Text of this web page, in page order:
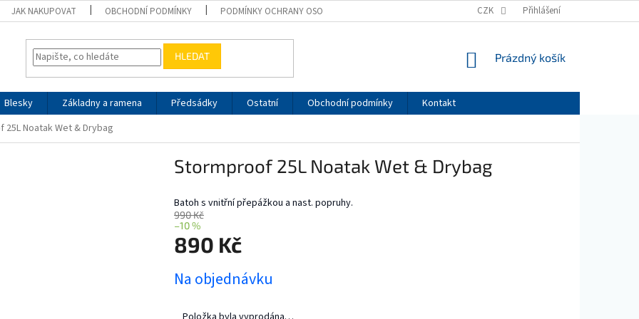
JAK NAKUPOVAT OBCHODNÍ PODMÍNKY PODMÍNKY OCHRANY OSOBNÍCH ÚDAJŮ CZK Přihlášení
HLEDAT
NÁKUPNÍ
Prázdný košík
Blesky Základny a ramena Předsádky Ostatní Obchodní podmínky
Kontakt
Noatak Wet & Drybag
Stormproof 25L Noatak Wet & Drybag
Batoh s vnitřní přepážkou a nast. popruhy.
990 Kč
–10 %
890 Kč
cena:
Na objednávku